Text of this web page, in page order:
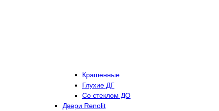
Крашенные
Глухие ДГ
Со стеклом ДО
Двери Renolit